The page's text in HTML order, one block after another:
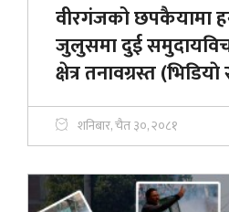
वीरगंजको छपकैयामा
जुलुसमा दुई
क्षेत्र तनावग्रस्त
शनिबार, चैत ३०, २०८१